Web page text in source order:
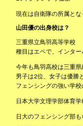
現在は自衛隊の所属とな
山田優の出身校は？
三重県立鳥羽高等学校
種目はエペで、インター
今年も鳥羽高校は三重県
男子は2位、女子は優勝と
フェンシングの強い学校
日本大学文理学部体育学
日大のフェンシング部も